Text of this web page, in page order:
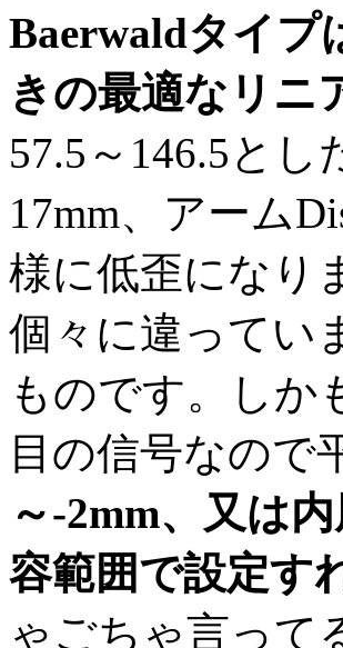
Baerwaldタイプ
きの最適なリニ
57.5～146.5と
17mm、アーム
様に低歪になり
個々に違ってい
ものです。しか
目の信号なので
～-2mm、又は
容範囲で設定す
ゃごちゃ言って